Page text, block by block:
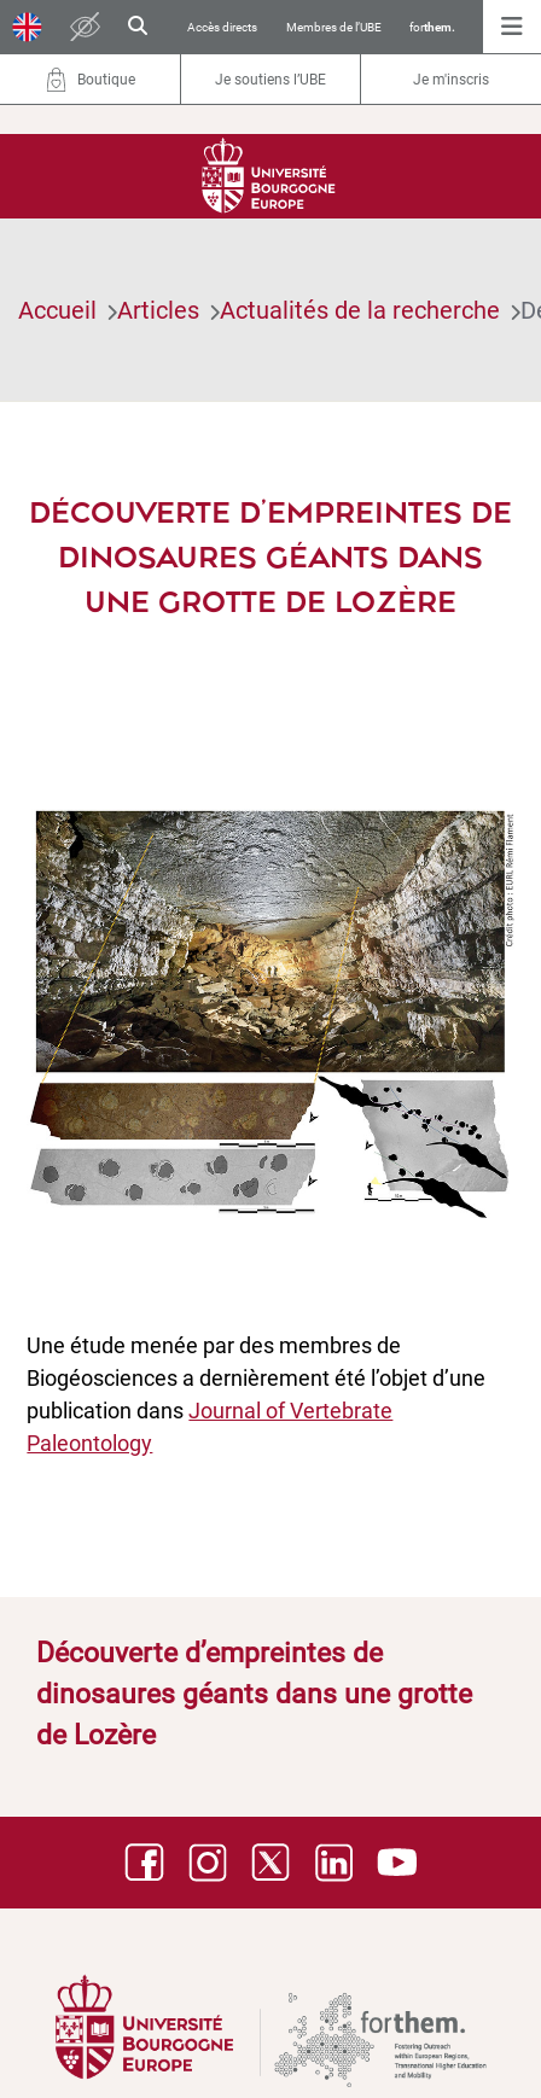
Accès directs Membres de l’UBE forthem.
Boutique Je soutiens l’UBE Je m'inscris
Accueil Articles Actualités de la recherche
Découverte d’empreintes de
dinosaures géants dans une grotte
de Lozère
DÉCOUVERTE D’EMPREINTES DE
DINOSAURES GÉANTS DANS
UNE GROTTE DE LOZÈRE
Une étude menée par des membres de
Biogéosciences a dernièrement été l’objet d’une
publication dansJournal of Vertebrate
Paleontology